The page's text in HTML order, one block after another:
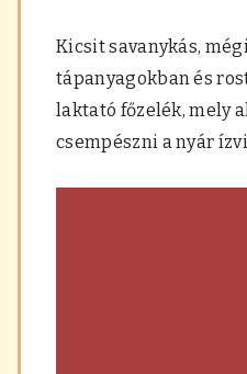
Kicsit savanykás,
tápanyagokban és
laktató főzelék, mely
csempészni a nyár